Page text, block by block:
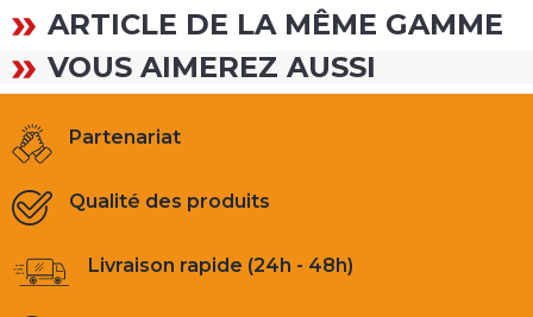
ARTICLE DE LA MÊME GAMME
VOUS AIMEREZ AUSSI
Partenariat
Qualité des produits
Livraison rapide (24h - 48h)